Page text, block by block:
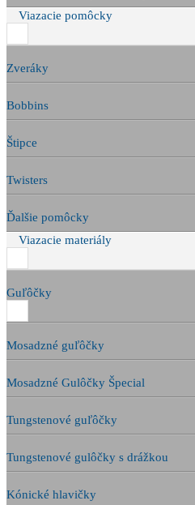
Viazacie pomôcky
Zveráky
Bobbins
Štipce
Twisters
Ďalšie pomôcky
Viazacie materiály
Guľôčky
Mosadzné guľôčky
Mosadzné Gulôčky Špecial
Tungstenové guľôčky
Tungstenové gulôčky s drážkou
Kónické hlavičky